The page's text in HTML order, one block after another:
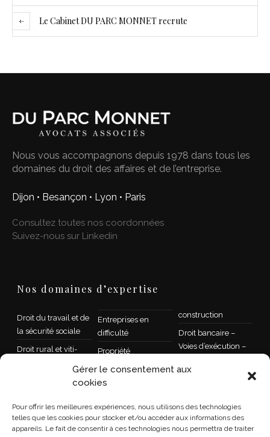
Gérer le consentement aux
cookies
Pour offrir les meilleures expériences, nous utilisons des technologies
telles que les cookies pour stocker et/ou accéder aux informations des
appareils. Le fait de consentir à ces technologies nous permettra de traiter
Le Cabinet DU PARC MONNET recrute
Nous vous accompagnons depuis 1978 dans tous les
domaines du droit des affaires et de l’entreprise.
Dijon • Besançon • Lyon • Paris
Consultez toutes nos coordonnées
Suivez-nous sur Linkedin
Nos domaines d’expertise
Droit du travail et de
la sécurité sociale
Droit rural et viti-
Droit des sociétés
restructuration
d’entreprises
Entreprises en
difficulté
Propriété
intellectuelle et droit
concurrence,
distribution
construction
Droit bancaire –
Voies d’exécution –
Succession
Droit de la santé